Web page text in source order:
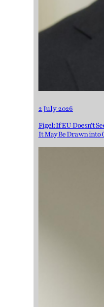
2 July 2026
Figel: If EU Doesn’t
It May Be Drawn into